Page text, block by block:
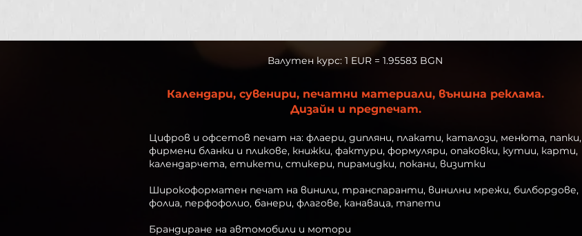
Календари, сувенири, печатни материали, външна реклама.
Дизайн и предпечат.
Цифров и офсетов печат на: флаери, дипляни, плакати, каталози, менюта, папки,
фирмени бланки и пликове, книжки, фактури, формуляри, опаковки, кутии, карти,
календарчета, етикети, стикери, пирамидки, покани, визитки
Широкоформатен печат на винили, транспаранти, винилни мрежи, билбордове,
фолиа, перфофолио, банери, флагове, канаваца, тапети
Брандиране на автомобили и мотори
Валутен курс: 1 EUR = 1.95583 BGN